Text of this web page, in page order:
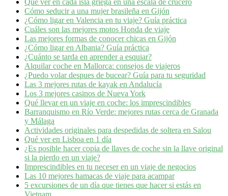
Cómo seducir a una mujer brasileña en Gijón
¿Cómo ligar en Valencia en tu viaje? Guía práctica
Cuáles son las mejores motos Honda de viaje
Las mejores formas de conocer chicas en Gijón
¿Cómo ligar en Albania? Guía práctica
¿Cuánto se tarda en aprender a esquiar?
Alquilar coche en Mallorca: consejos de viajeros
¿Puedo volar despues de bucear? Guía para tu seguridad
Las 3 mejores rutas de kayak en Andalucía
Los 3 mejores casinos de Nueva York
Qué llevar en un viaje en coche: los imprescindibles
Barranquismo en Río Verde: mejores rutas cerca de Granada
y Málaga
Actividades originales para despedidas de soltera en Salou
Qué ver en Lisboa en 1 día
¿Es posible hacer copia de llaves de coche sin la llave original
si la pierdo en un viaje?
Imprescindibles en tu neceser en un viaje de negocios
Las 10 mejores hamacas de viaje para acampar
5 excursiones de un día que tienes que hacer si estás en
Vietnam